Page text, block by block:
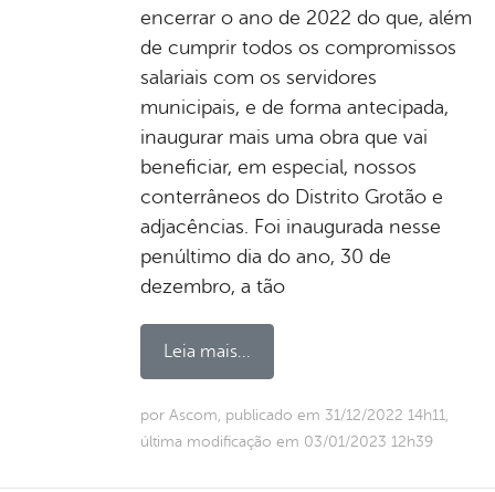
encerrar o ano de 2022 do que, além
de cumprir todos os compromissos
salariais com os servidores
municipais, e de forma antecipada,
inaugurar mais uma obra que vai
beneficiar, em especial, nossos
conterrâneos do Distrito Grotão e
adjacências. Foi inaugurada nesse
penúltimo dia do ano, 30 de
dezembro, a tão
Leia mais...
por Ascom, publicado em 31/12/2022 14h11,
última modificação em 03/01/2023 12h39